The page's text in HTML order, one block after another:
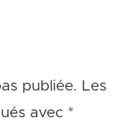
publiée. Les
avec *